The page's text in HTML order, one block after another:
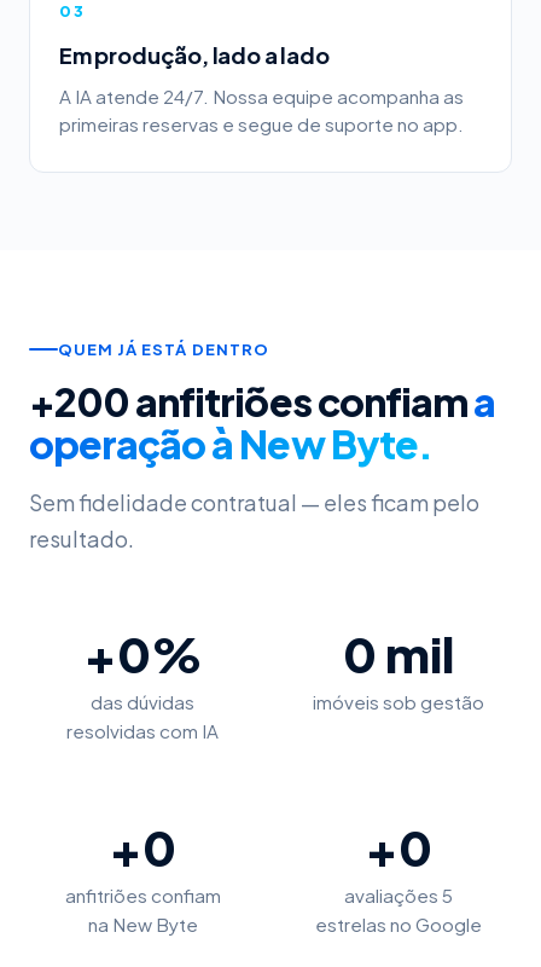
03
Em produção, lado a lado
A IA atende 24/7. Nossa equipe acompanha as
primeiras reservas e segue de suporte no app.
QUEM JÁ ESTÁ DENTRO
+200 anfitriões confiama
operação à New Byte.
Sem fidelidade contratual — eles ficam pelo
resultado.
+0%
das dúvidas
resolvidas com IA
0 mil
imóveis sob gestão
+0
anfitriões confiam
na New Byte
+0
avaliações 5
estrelas no Google